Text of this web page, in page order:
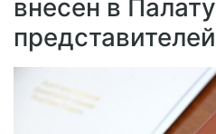
внесен в Палату
представителей